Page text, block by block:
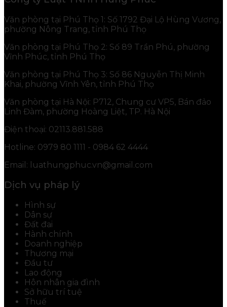
Văn phòng tại Phú Thọ 1: Số 1792 Đại Lộ Hùng Vương,
phường Nông Trang, tỉnh Phú Thọ
Văn phòng tại Phú Thọ 2: Số 89 Trần Phú, phường
Vĩnh Phúc, tỉnh Phú Thọ
Văn phòng tại Phú Thọ 3: Số 86 Nguyễn Thị Minh
Khai, phường Vĩnh Yên, tỉnh Phú Thọ
Văn phòng tại Hà Nội: P712, Chung cư VP5, Bán đảo
Linh Đàm, phường Hoàng Liệt, TP. Hà Nội
Điện thoại: 02113.881.588
Hotline: 0979 80 1111 - 0984 62 4444
Email: luathungphuc.vn@gmail.com
Dịch vụ pháp lý
Hình sự
Dân sự
Đất đai
Hành chính
Doanh nghiệp
Thương mại
Đầu tư
Lao động
Hôn nhân gia đình
Sở hữu trí tuệ
Thuế